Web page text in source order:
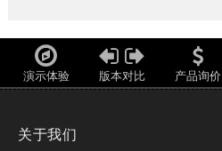
演示体验 版本对比 产品询价
关于我们